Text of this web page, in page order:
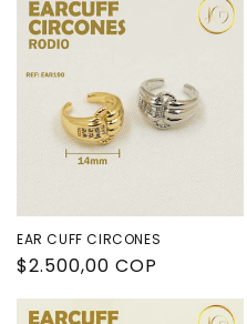
EAR CUFF CIRCONES
Precio
habitual
$2.500,00 COP